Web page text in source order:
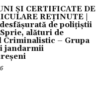
ȘI CERTIFICATE DE
REȚINUTE |
de polițiștii
alături de
Criminalistic – Grupa
jandarmii